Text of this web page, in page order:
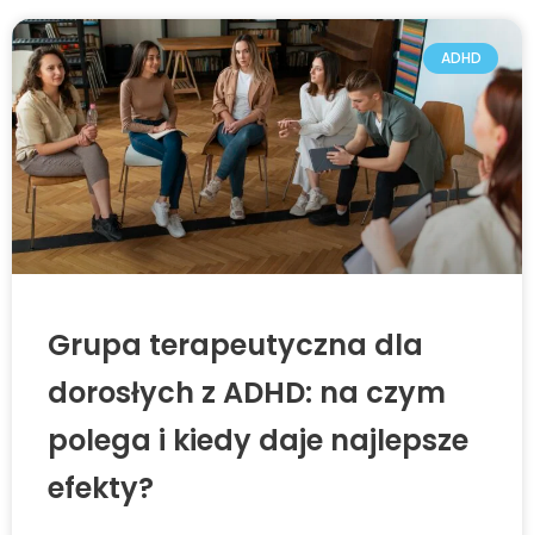
ADHD
Grupa terapeutyczna dla
dorosłych z ADHD: na czym
polega i kiedy daje najlepsze
efekty?